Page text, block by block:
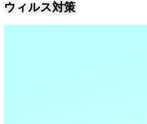
ウィルス対策